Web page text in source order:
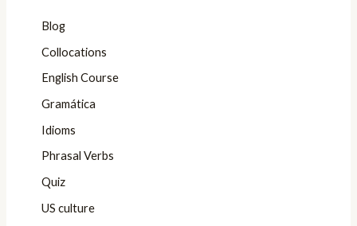
Blog
Collocations
English Course
Gramática
Idioms
Phrasal Verbs
Quiz
US culture